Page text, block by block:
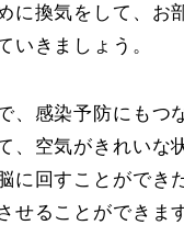
に換気をして、お
いきましょう。
、感染予防にもつ
、空気がきれいな
に回すことができ
せることができま